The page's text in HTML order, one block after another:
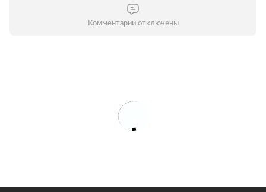
Комментарии отключены